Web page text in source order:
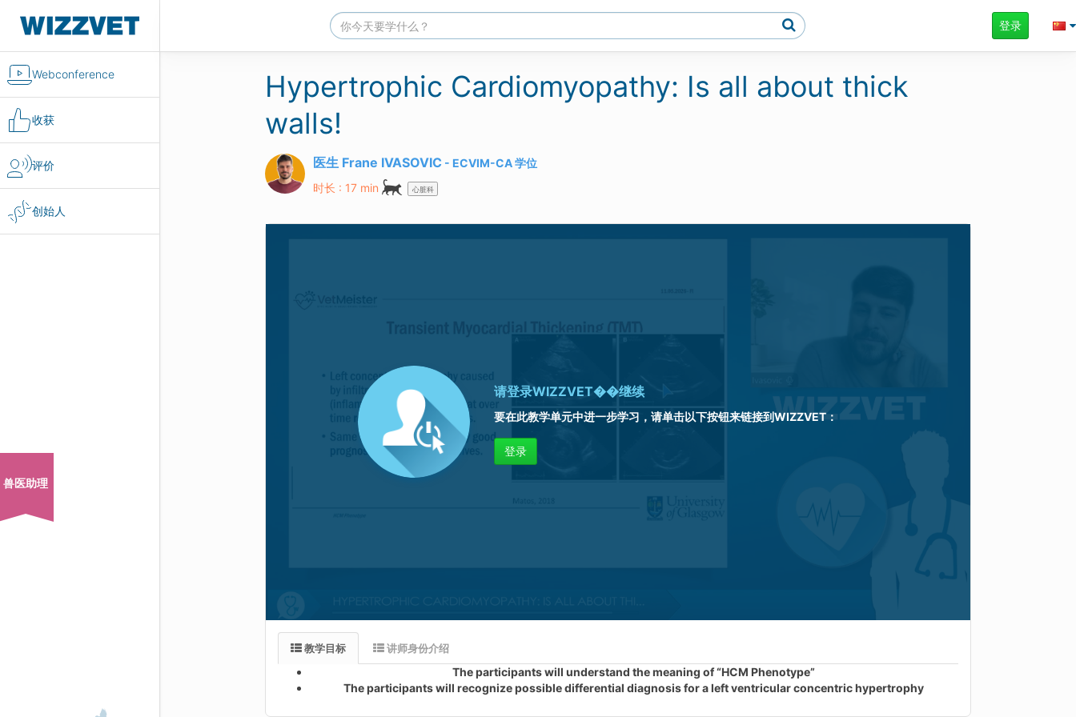
Webconference
收获
评价
创始人
兽医助理
登录
Hypertrophic Cardiomyopathy: Is all about thick
walls!
医生 Frane IVASOVIC ECVIM-CA学位
时长 : 17 min
心脏科
请登录WIZZVET��继续
要在此教学单元中进一步学习，请单击以下按钮来链接到WIZZVET ：
登录
教学目标 讲师身份介绍
The participants will understand the meaning of “HCM Phenotype”
The participants will recognize possible differential diagnosis for a left ventricular concentric hypertrophy